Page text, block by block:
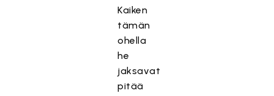
Kaiken
tämän
ohella
he
jaksavat
pitää